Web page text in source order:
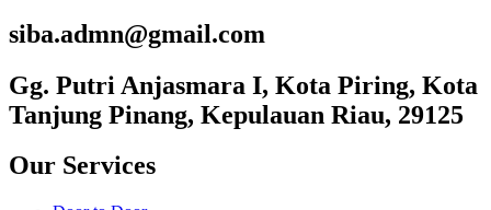
siba.admn@gmail.com
Gg. Putri Anjasmara I, Kota Piring, Kota
Tanjung Pinang, Kepulauan Riau, 29125
Our Services